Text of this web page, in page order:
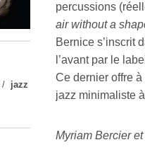
/ jazz
percussions
air without a
Bernice s’inscrit
l’avant par le
Ce dernier offre
jazz minimaliste
Myriam Bercier